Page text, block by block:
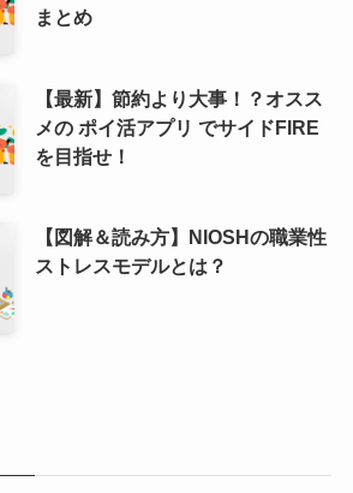
まとめ
【最新】節約より大事！？オスス
メの ポイ活アプリ でサイドFIRE
を目指せ！
【図解＆読み方】NIOSHの職業性
ストレスモデルとは？